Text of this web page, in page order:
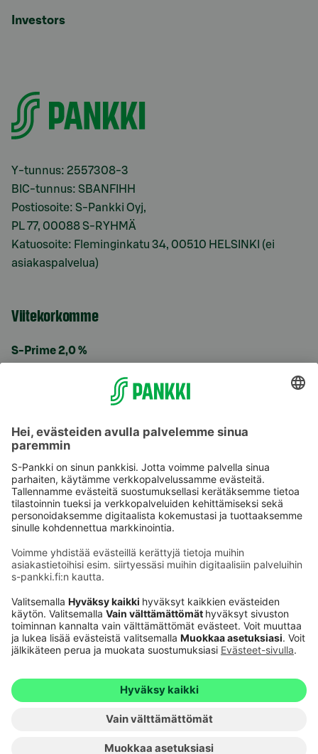
Investors
Y-tunnus: 2557308-3
BIC-tunnus: SBANFIHH
Postiosoite: S-Pankki Oyj,
PL 77, 00088 S-RYHMÄ
Katuosoite: Fleminginkatu 34, 00510 HELSINKI (ei
asiakaspalvelua)
Viitekorkomme
S-Prime 2,0 %
Käyttöehdot
Saavutettavuusseloste
Evästeet
Verkkopalvelujen käytön edellytykset